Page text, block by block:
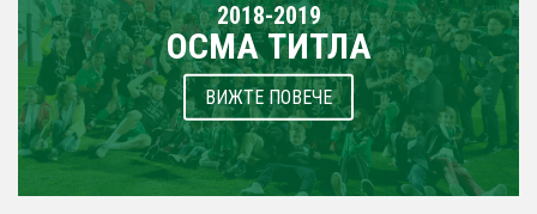
2018-2019
ОСМА ТИТЛА
ВИЖТЕ ПОВЕЧЕ